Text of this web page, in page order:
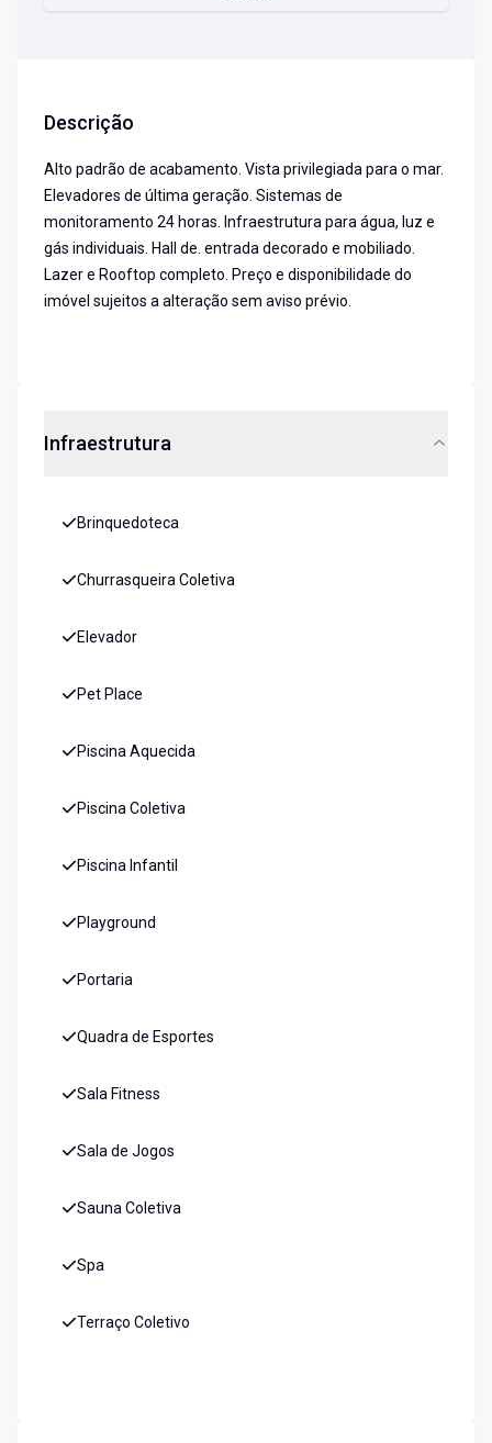
Descrição
Alto padrão de acabamento. Vista privilegiada para o mar.
Elevadores de última geração. Sistemas de
monitoramento 24 horas. Infraestrutura para água, luz e
gás individuais. Hall de. entrada decorado e mobiliado.
Lazer e Rooftop completo. Preço e disponibilidade do
imóvel sujeitos a alteração sem aviso prévio.
Infraestrutura
Brinquedoteca
Churrasqueira Coletiva
Elevador
Pet Place
Piscina Aquecida
Piscina Coletiva
Piscina Infantil
Playground
Portaria
Quadra de Esportes
Sala Fitness
Sala de Jogos
Sauna Coletiva
Spa
Terraço Coletivo